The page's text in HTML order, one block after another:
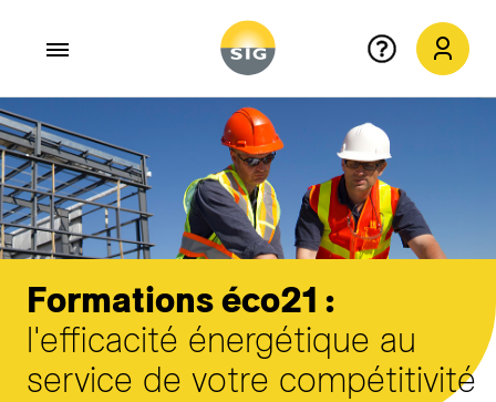
Aller au contenu principal
Formations éco21 :
l'efficacité énergétique au
service de votre compétitivité